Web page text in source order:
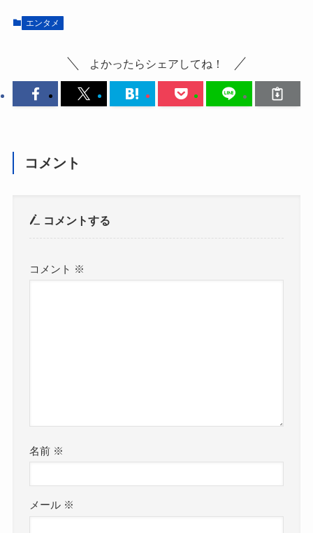
エンタメ
よかったらシェアしてね！
コメント
コメントする
コメント ※
名前 ※
メール ※